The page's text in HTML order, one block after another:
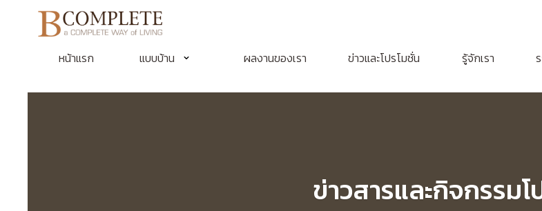
หน้าแรก แบบบ้าน ผลงานของเรา ข่าวและโปรโมชั่น รู้จักเรา
ข่าวสารและกิจกรรมโ